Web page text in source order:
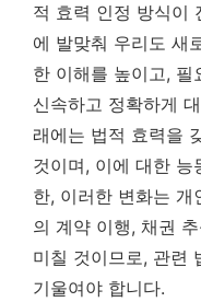
적 효력 인정 방식이
에 발맞춰 우리도 새
한 이해를 높이고,
신속하고 정확하게
래에는 법적 효력을
것이며, 이에 대한 능
한, 이러한 변화는
의 계약 이행, 채권
미칠 것이므로, 관련
기울여야 합니다.